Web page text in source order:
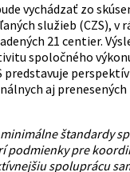
vychádzať zo
služieb (CZS), v
21 centier.
spoločného
predstavuje
aj
štandardy
podmienky pre
spoluprácu